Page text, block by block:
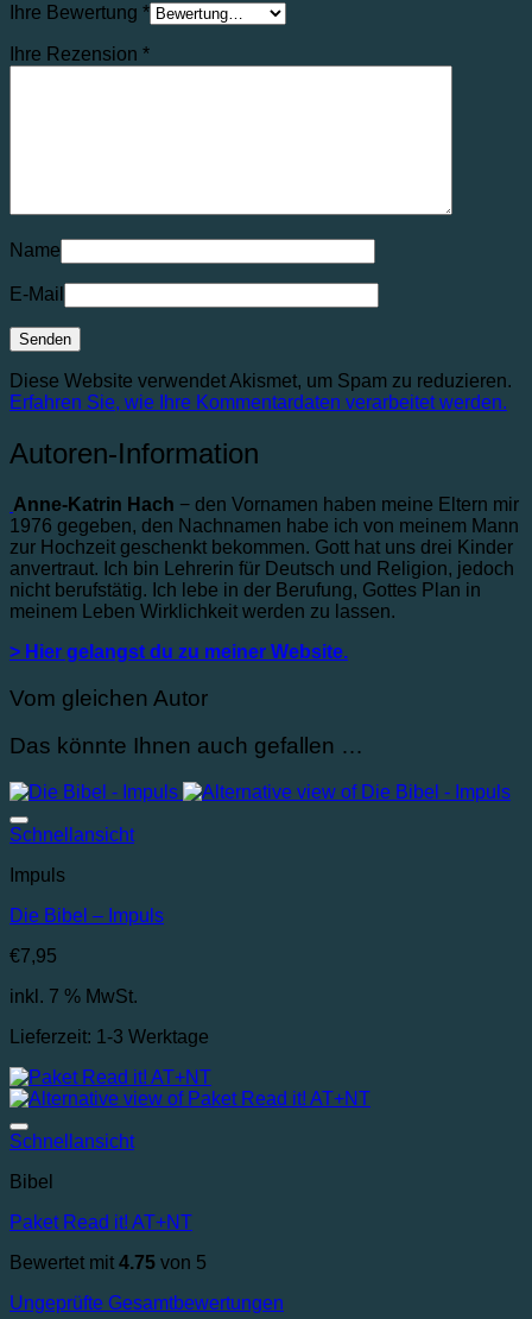
Ihre Bewertung *
Ihre Rezension *
Name
E-Mail
Diese Website verwendet Akismet, um Spam zu reduzieren.
Erfahren Sie, wie Ihre Kommentardaten verarbeitet werden.
Autoren-Information
Anne-Katrin Hach − den Vornamen haben meine Eltern mir
1976 gegeben, den Nachnamen habe ich von meinem Mann
zur Hochzeit geschenkt bekommen. Gott hat uns drei Kinder
anvertraut. Ich bin Lehrerin für Deutsch und Religion, jedoch
nicht berufstätig. Ich lebe in der Berufung, Gottes Plan in
meinem Leben Wirklichkeit werden zu lassen.
> Hier gelangst du zu meiner Website.
Vom gleichen Autor
Das könnte Ihnen auch gefallen …
Schnellansicht
Impuls
Die Bibel – Impuls
€7,95
inkl. 7 % MwSt.
Lieferzeit: 1-3 Werktage
Schnellansicht
Bibel
Paket Read it! AT+NT
Bewertet mit 4.75 von 5
Ungeprüfte Gesamtbewertungen